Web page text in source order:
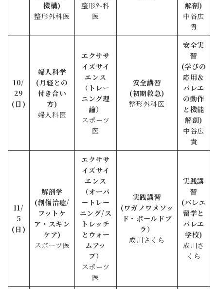
機構)
整形外科医
整形外科
医
解剖)
中谷広
貴
10/
29
(日)
婦人科学
(月経との
付き合い
方)
婦人科医
エクササ
イズサイ
エンス
（トレー
ニング理
論）
スポーツ
医
安全講習
(初期救急)
整形外科医
安全実
習
(学びの
応用＆
バレエ
の動作
と機能
解剖)
中谷広
貴
11/
5
(日)
解剖学
(創傷治癒/
フットケ
ア・スキン
ケア)
スポーツ医
エクササ
イズサイ
エンス
（オーバ
ートレー
ニング/ス
トレッチ
とウォー
ムアッ
プ）
スポーツ
医
実践講習
(ワガノワメソッ
ド・ポールドブ
ラ）
成川さくら
実践講
習
(バレエ
留学と
バレエ
学校)
成川さ
くら